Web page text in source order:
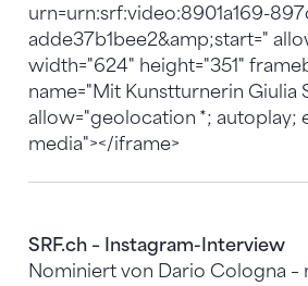
urn=urn:srf:video:8901a169-
adde37b1bee2&amp;start="
width="624" height="351"
name="Mit Kunstturnerin Giulia
allow="geolocation *; autoplay;
media"></iframe>
SRF.ch – Instagram-Interview
Nominiert von Dario Cologna –